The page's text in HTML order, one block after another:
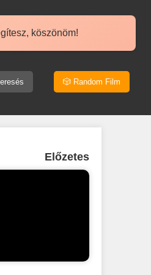
köszönöm!
🎲 Random Film
Előzetes